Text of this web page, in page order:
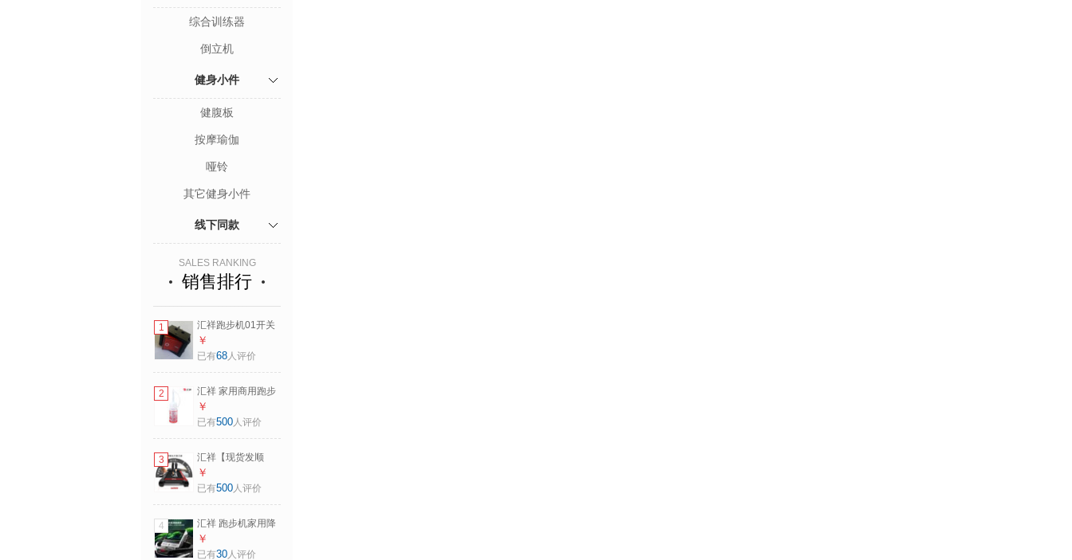
综合训练器
倒立机
健身小件
健腹板
按摩瑜伽
哑铃
其它健身小件
线下同款
SALES RANKING
销售排行
1
汇祥跑步机01开关
红色 10kg
￥
已有68人评价
2
汇祥 家用商用跑步
机油润滑油硅油 红
色
￥
已有500人评价
3
汇祥【现货发顺
丰】跑步机家用智
能健身器材运动器
￥
已有500人评价
4
汇祥 跑步机家用降
噪折叠健身器材爱
心5 10吋彩屏
￥
已有30人评价